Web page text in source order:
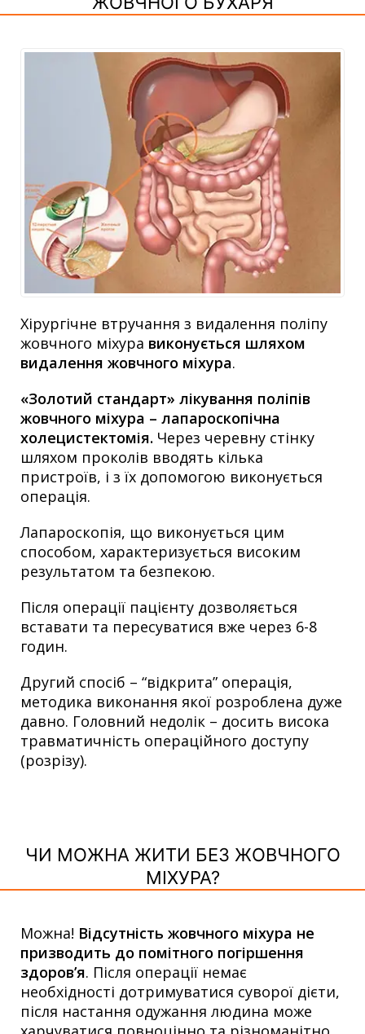
Хірургічне втручання з видалення поліпу
жовчного міхура виконується шляхом
видалення жовчного міхура.
«Золотий стандарт» лікування поліпів
жовчного міхура – ​​лапароскопічна
холецистектомія. Через черевну стінку
шляхом проколів вводять кілька
пристроїв, і з їх допомогою виконується
операція.
Лапароскопія, що виконується цим
способом, характеризується високим
результатом та безпекою.
Після операції пацієнту дозволяється
вставати та пересуватися вже через 6-8
годин.
Другий спосіб – “відкрита” операція,
методика виконання якої розроблена дуже
давно. Головний недолік – досить висока
травматичність операційного доступу
(розрізу).
ЧИ МОЖНА ЖИТИ БЕЗ ЖОВЧНОГО
МІХУРА?
Можна! Відсутність жовчного міхура не
призводить до помітного погіршення
здоров’я. Після операції немає
необхідності дотримуватися суворої дієти,
після настання одужання людина може